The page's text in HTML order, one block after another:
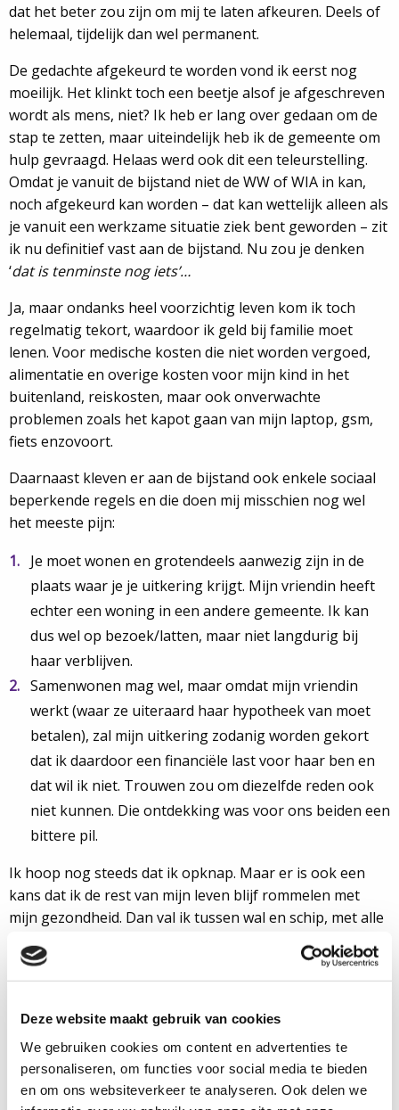
Deze website maakt gebruik van cookies
We gebruiken cookies om content en advertenties te
personaliseren, om functies voor social media te bieden
en om ons websiteverkeer te analyseren. Ook delen we
dat het beter zou zijn om mij te laten afkeuren. Deels of
helemaal, tijdelijk dan wel permanent.
De gedachte afgekeurd te worden vond ik eerst nog
moeilijk. Het klinkt toch een beetje alsof je afgeschreven
wordt als mens, niet? Ik heb er lang over gedaan om de
stap te zetten, maar uiteindelijk heb ik de gemeente om
hulp gevraagd. Helaas werd ook dit een teleurstelling.
Omdat je vanuit de bijstand niet de WW of WIA in kan,
noch afgekeurd kan worden – dat kan wettelijk alleen als
je vanuit een werkzame situatie ziek bent geworden – zit
ik nu definitief vast aan de bijstand. Nu zou je denken
‘dat is tenminste nog iets’…
Ja, maar ondanks heel voorzichtig leven kom ik toch
regelmatig tekort, waardoor ik geld bij familie moet
lenen. Voor medische kosten die niet worden vergoed,
alimentatie en overige kosten voor mijn kind in het
buitenland, reiskosten, maar ook onverwachte
problemen zoals het kapot gaan van mijn laptop, gsm,
fiets enzovoort.
Daarnaast kleven er aan de bijstand ook enkele sociaal
beperkende regels en die doen mij misschien nog wel
het meeste pijn:
Je moet wonen en grotendeels aanwezig zijn in de
plaats waar je je uitkering krijgt. Mijn vriendin heeft
echter een woning in een andere gemeente. Ik kan
dus wel op bezoek/latten, maar niet langdurig bij
haar verblijven.
Samenwonen mag wel, maar omdat mijn vriendin
werkt (waar ze uiteraard haar hypotheek van moet
betalen), zal mijn uitkering zodanig worden gekort
dat ik daardoor een financiële last voor haar ben en
dat wil ik niet. Trouwen zou om diezelfde reden ook
niet kunnen. Die ontdekking was voor ons beiden een
bittere pil.
Ik hoop nog steeds dat ik opknap. Maar er is ook een
kans dat ik de rest van mijn leven blijf rommelen met
mijn gezondheid. Dan val ik tussen wal en schip, met alle
Roelant kreeg in 1998 bij een
diagnose colitis ulcerosa.
Zijn ziekte zorgde ervoor dat
hij in 2000 met zijn studie